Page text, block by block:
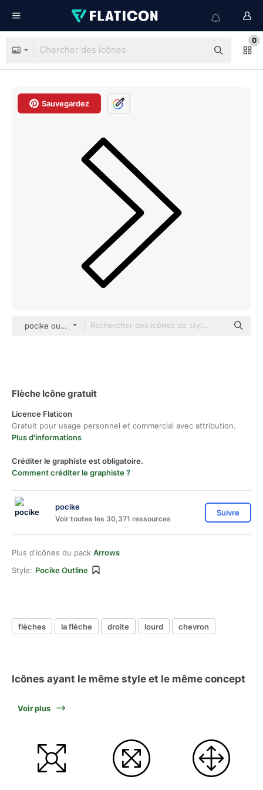
0
Sauvegardez
pocike outline
Flèche Icône gratuit
Licence Flaticon
Gratuit pour usage personnel et commercial avec attribution.
Plus d'informations
Créditer le graphiste est obligatoire.
Comment créditer le graphiste ?
pocike
Voir toutes les 30,371 ressources
Suivre
Plus d'icônes du pack Arrows
Style: Pocike Outline
flèches la flèche droite lourd chevron
Icônes ayant le même style et le même concept
Voir plus